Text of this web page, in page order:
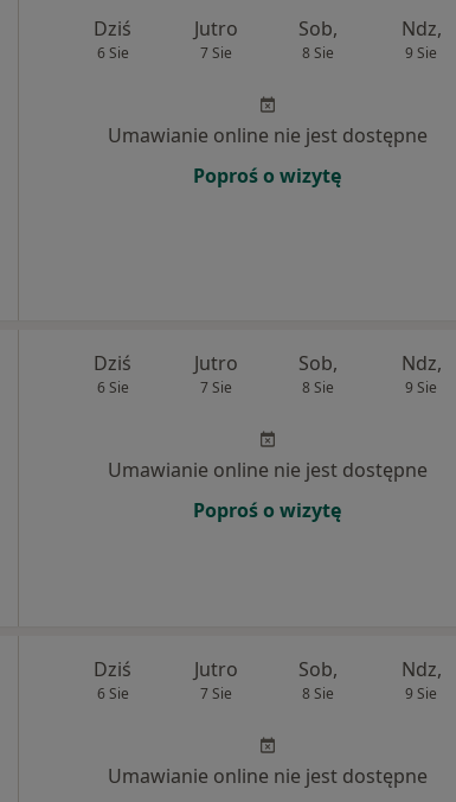
Dziś
6 Sie
Jutro
7 Sie
Sob,
8 Sie
Ndz,
9 Sie
Umawianie online nie jest dostępne
Poproś o wizytę
Dziś
6 Sie
Jutro
7 Sie
Sob,
8 Sie
Ndz,
9 Sie
Umawianie online nie jest dostępne
Poproś o wizytę
Dziś
6 Sie
Jutro
7 Sie
Sob,
8 Sie
Ndz,
9 Sie
Umawianie online nie jest dostępne